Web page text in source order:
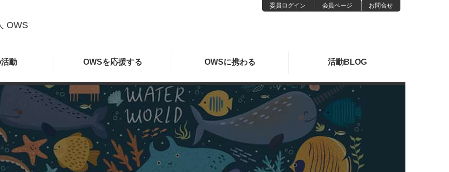
委員ログイン 会員ページ お問合せ
OWS
活動 OWSを応援する OWSに携わる 活動BLOG